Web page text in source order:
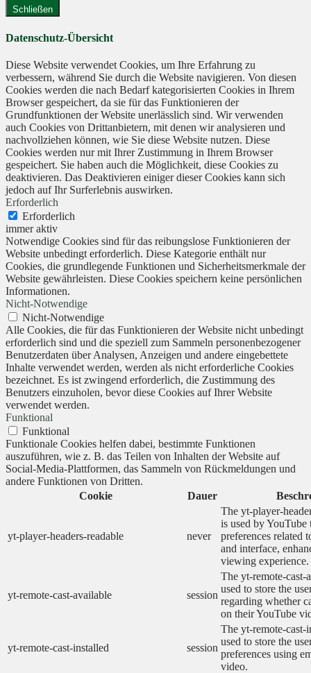
Schließen
Datenschutz-Übersicht
Diese Website verwendet Cookies, um Ihre Erfahrung zu
verbessern, während Sie durch die Website navigieren. Von diesen
Cookies werden die nach Bedarf kategorisierten Cookies in Ihrem
Browser gespeichert, da sie für das Funktionieren der
Grundfunktionen der Website unerlässlich sind. Wir verwenden
auch Cookies von Drittanbietern, mit denen wir analysieren und
nachvollziehen können, wie Sie diese Website nutzen. Diese
Cookies werden nur mit Ihrer Zustimmung in Ihrem Browser
gespeichert. Sie haben auch die Möglichkeit, diese Cookies zu
deaktivieren. Das Deaktivieren einiger dieser Cookies kann sich
jedoch auf Ihr Surferlebnis auswirken.
Erforderlich
Erforderlich
immer aktiv
Notwendige Cookies sind für das reibungslose Funktionieren der
Website unbedingt erforderlich. Diese Kategorie enthält nur
Cookies, die grundlegende Funktionen und Sicherheitsmerkmale der
Website gewährleisten. Diese Cookies speichern keine persönlichen
Informationen.
Nicht-Notwendige
Nicht-Notwendige
Alle Cookies, die für das Funktionieren der Website nicht unbedingt
erforderlich sind und die speziell zum Sammeln personenbezogener
Benutzerdaten über Analysen, Anzeigen und andere eingebettete
Inhalte verwendet werden, werden als nicht erforderliche Cookies
bezeichnet. Es ist zwingend erforderlich, die Zustimmung des
Benutzers einzuholen, bevor diese Cookies auf Ihrer Website
verwendet werden.
Funktional
Funktional
Funktionale Cookies helfen dabei, bestimmte Funktionen
auszuführen, wie z. B. das Teilen von Inhalten der Website auf
Social-Media-Plattformen, das Sammeln von Rückmeldungen und
andere Funktionen von Dritten.
Cookie
Dauer
yt-player-headers-readable never
The yt-player-
is used by YouTube
preferences related
and interface,
viewing experience.
yt-remote-cast-available session
The yt-remote-cast-
used to store the
regarding whether
on their YouTube
yt-remote-cast-installed session
The yt-remote-cast-
used to store the
preferences using
video.